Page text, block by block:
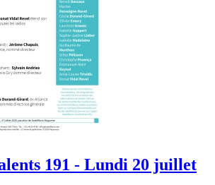
191 - Lundi 20 juillet